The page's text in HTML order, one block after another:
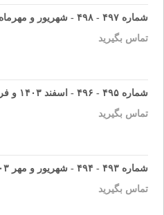
شماره ۴۹۷ - ۴۹۸ - شهریور و مهرماه ۱۴۰۴
تماس بگیرید
شماره ۴۹۵ - ۴۹۶ - اسفند ۱۴۰۳ و فروردین ۱۴۰۴
تماس بگیرید
شماره ۴۹۳ - ۴۹۴ - شهریور و مهر ۱۴۰۳
تماس بگیرید